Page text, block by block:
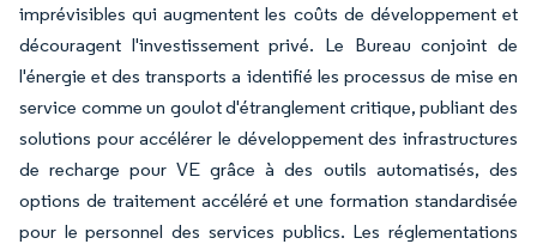
imprévisibles qui augmentent les coûts de développement et
découragent l'investissement privé. Le Bureau conjoint de
l'énergie et des transports a identifié les processus de mise en
service comme un goulot d'étranglement critique, publiant des
solutions pour accélérer le développement des infrastructures
de recharge pour VE grâce à des outils automatisés, des
options de traitement accéléré et une formation standardisée
pour le personnel des services publics. Les réglementations